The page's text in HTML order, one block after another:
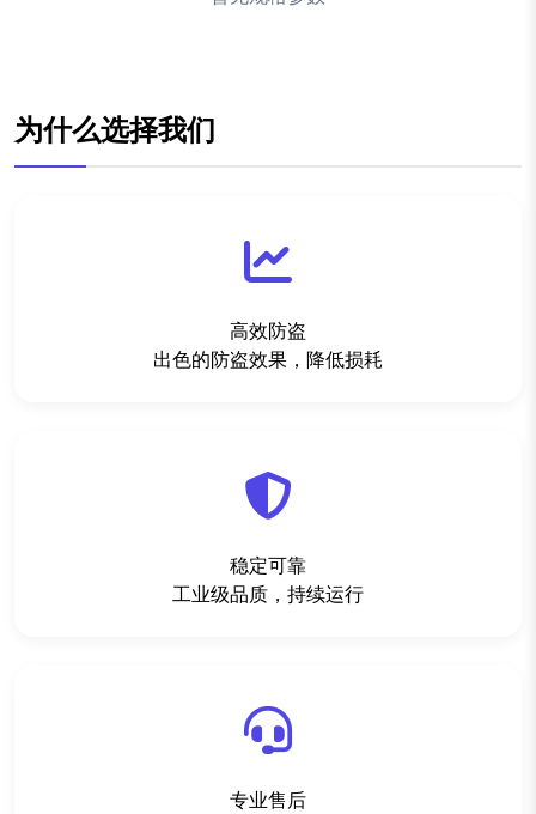
为什么选择我们
高效防盗
出色的防盗效果，降低损耗
稳定可靠
工业级品质，持续运行
专业售后